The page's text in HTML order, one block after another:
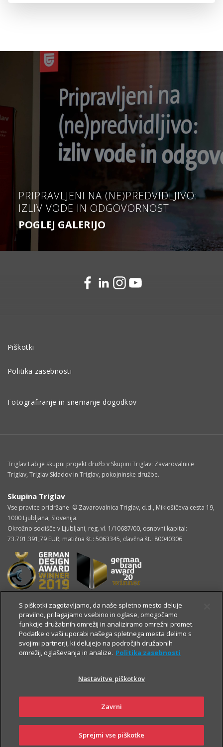
PRIPRAVLJENI NA (NE)PREDVIDLJIVO:
IZLIV VODE IN ODGOVORNOST
POGLEJ GALERIJO
Piškotki
Politika zasebnosti
Fotografiranje in snemanje dogodkov
Triglav Lab je skupni projekt družb v Skupini Triglav: Zavarovalnice
Triglav, Triglav Skladov in Triglav, pokojninske družbe.
Skupina Triglav
Vse pravice pridržane. © Zavarovalnica Triglav, d.d., Miklošičeva cesta 19,
1000 Ljubljana, Slovenija.
Okrožno sodišče v Ljubljani, reg. vl. 1/10687/00, osnovni kapital:
73.701.391,79 EUR, matična št.: 5063345, davčna št.: 80040306
OSTALE STRANI
S piškotki zagotavljamo, da naše spletno mesto deluje
pravilno, prilagajamo vsebino in oglase, omogočamo
funkcije družabnih omrežij in analiziramo omrežni promet.
Podatke o vaši uporabi našega spletnega mesta delimo s
svojimi partnerji, ki delujejo na področjih družabnih
omrežij, oglaševanja in analize. Politika zasebnosti
Nastavitve piškotkov
Zavrni
Sprejmi vse piškotke